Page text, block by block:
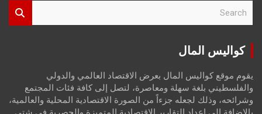
r
كواليس المال
يقوم موقع كواليس المال بعرض الاقتصاد العالمي والدولي
والفلسطيني بلغة سهلة ومعاصرة، لتصل إلى كافة فئات المجتمع
وشرائحه، وذلك لجعله جزءاً من الصورة الاقتصادية المحلية والعالمية،